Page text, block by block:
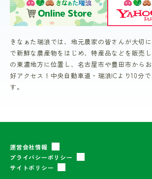
きなぁた瑞浪では、地元農家の皆さんが大切
で新鮮な農産物をはじめ、特産品などを販売
の東濃地方に位置し、名古屋市や豊田市から
好アクセス！中央自動車道・瑞浪ICより10分
す。
運営会社情報
プライバシーポリシー
サイトポリシー